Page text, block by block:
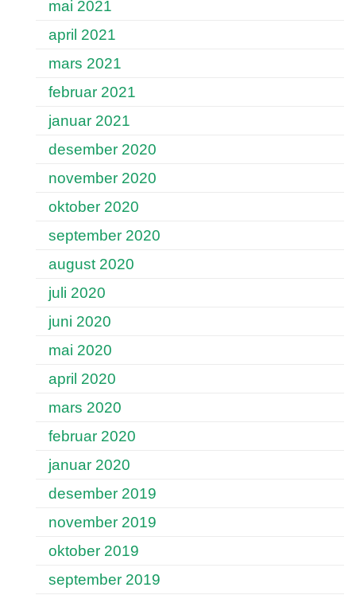
mai 2021
april 2021
mars 2021
februar 2021
januar 2021
desember 2020
november 2020
oktober 2020
september 2020
august 2020
juli 2020
juni 2020
mai 2020
april 2020
mars 2020
februar 2020
januar 2020
desember 2019
november 2019
oktober 2019
september 2019